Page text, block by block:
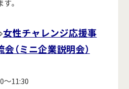
。
女性チャレンジ応援事
（ミニ企業説明会）
～11:30